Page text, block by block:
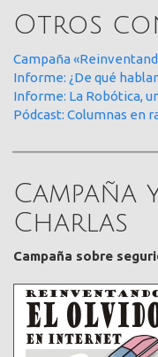
Otros
Campaña
Informe: ¿De qué
Informe: La Robótica,
Pódcast: Columnas en
Campaña
Charlas
Campaña sobre